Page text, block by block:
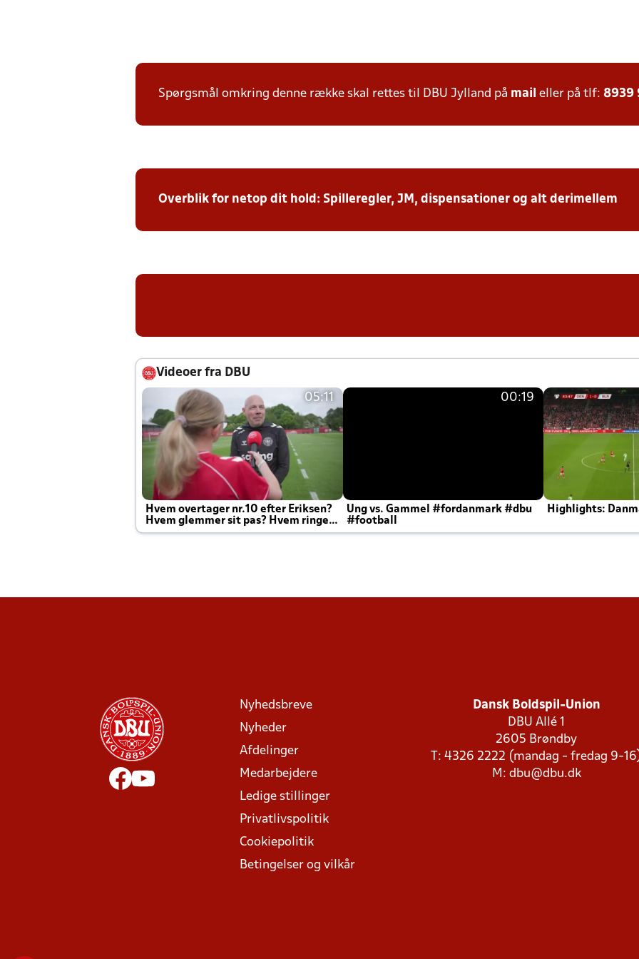
Spørgsmål omkring denne række skal rettes til DBU Jylland på mail eller på tlf: 8939
Overblik for netop dit hold: Spilleregler, JM, dispensationer og alt derimellem
Videoer fra DBU
05:11
Hvem overtager nr.10 efter Eriksen?
Hvem glemmer sit pas? Hvem ringer
Joachim altid til efter kampe?
00:19
Ung vs. Gammel #fordanmark #dbu
#football
Highlights:
Nyhedsbreve
Nyheder
Afdelinger
Medarbejdere
Ledige stillinger
Privatlivspolitik
Cookiepolitik
Betingelser og vilkår
Dansk Boldspil-Union
DBU Allé 1
2605 Brøndby
T: 4326 2222 (mandag - fredag 9-
M: dbu@dbu.dk